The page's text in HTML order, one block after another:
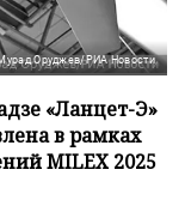
Оруджев/РИА Новости
«Ланцет-Э»
в рамках
MILEX 2025